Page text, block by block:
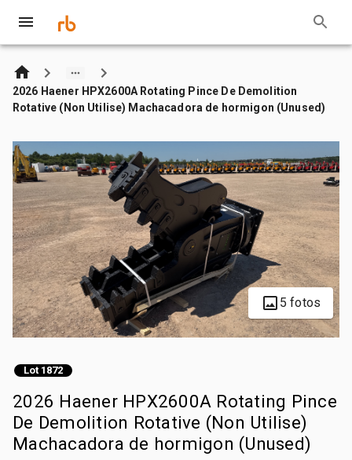
2026 Haener HPX2600A Rotating Pince De Demolition
Rotative (Non Utilise) Machacadora de hormigon (Unused)
5 fotos
Lot 1872
2026 Haener HPX2600A Rotating Pince
De Demolition Rotative (Non Utilise)
Machacadora de hormigon (Unused)